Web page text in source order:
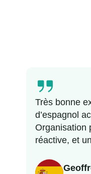
Très bonne
d’espagnol
Organisation
réactive, et